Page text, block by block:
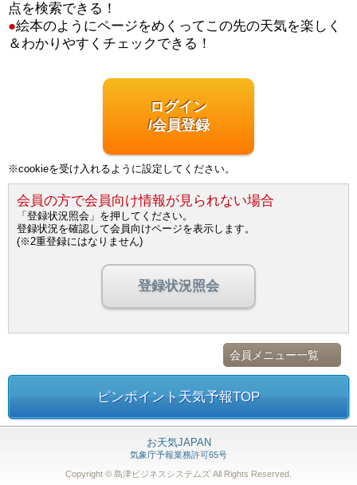
点を検索できる！
●絵本のようにページをめくってこの先の天気を楽しく
＆わかりやすくチェックできる！
ログイン
/会員登録
※cookieを受け入れるように設定してください。
会員の方で会員向け情報が見られない場合
「登録状況照会」を押してください。
登録状況を確認して会員向けページを表示します。
(※2重登録にはなりません)
登録状況照会
会員メニュー一覧
ピンポイント天気予報TOP
お天気JAPAN
気象庁予報業務許可65号
Copyright © 島津ビジネスシステムズ All Rights Reserved.